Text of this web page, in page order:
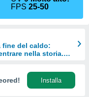
FPS25-50
fine del caldo:
nella storia.
Installa